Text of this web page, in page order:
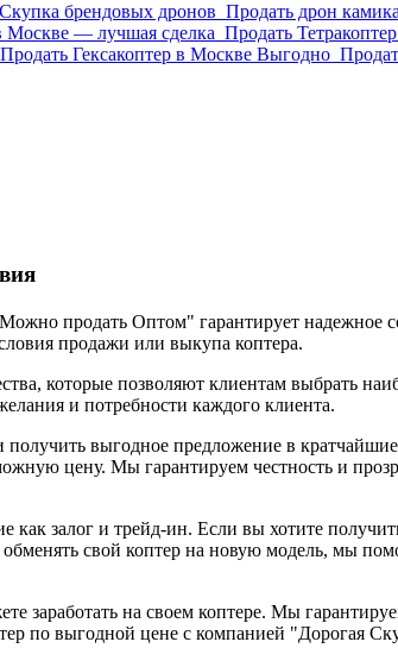
Скупка брендовых дронов Продать дрон
Москве — лучшая сделка Продать
Продать Гексакоптер в Москве Выгодно
продать Оптом" гарантирует надежное
продажи или выкупа коптера.
которые позволяют клиентам выбрать
и потребности каждого клиента.
выгодное предложение в
цену. Мы гарантируем честность и
как залог и трейд-ин. Если вы хотите
свой коптер на новую модель, мы
заработать на своем коптере. Мы
по выгодной цене с компанией "Дорогая